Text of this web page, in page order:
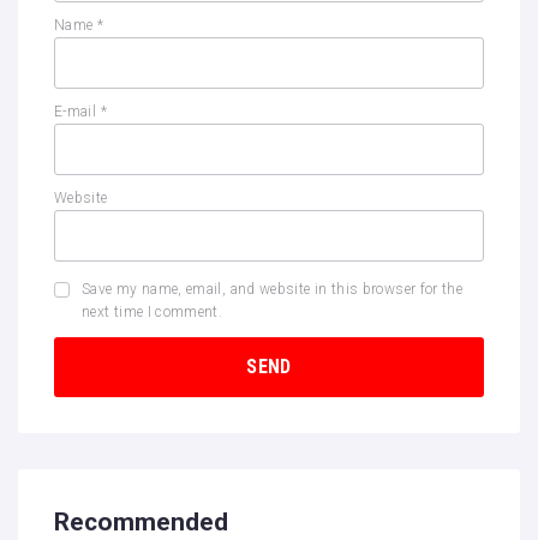
Name *
E-mail *
Website
Save my name, email, and website in this browser for the
next time I comment.
Recommended